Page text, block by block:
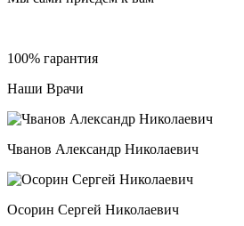
100% гарантия
Наши Врачи
Чванов Александр Николаевич
Осорин Сергей Николаевич